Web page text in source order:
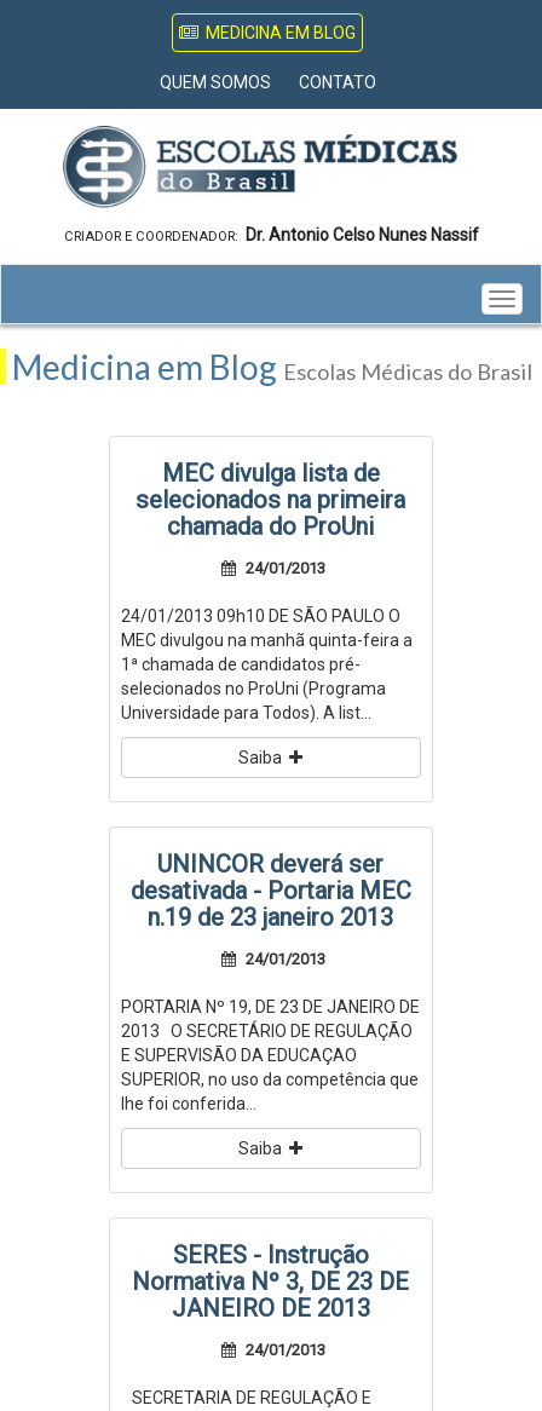
MEDICINA EM BLOG
QUEM SOMOS CONTATO
CRIADOR E COORDENADOR: Dr. Antonio Celso Nunes Nassif
Medicina em Blog Escolas Médicas do Brasil
MEC divulga lista de
selecionados na primeira
chamada do ProUni
24/01/2013
24/01/2013 09h10 DE SÃO PAULO O
MEC divulgou na manhã quinta-feira a
1ª chamada de candidatos pré-
selecionados no ProUni (Programa
Universidade para Todos). A list...
Saiba
UNINCOR deverá ser
desativada - Portaria MEC
n.19 de 23 janeiro 2013
24/01/2013
PORTARIA Nº 19, DE 23 DE JANEIRO DE
2013 O SECRETÁRIO DE REGULAÇÃO
E SUPERVISÃO DA EDUCAÇAO
SUPERIOR, no uso da competência que
lhe foi conferida...
Saiba
SERES - Instrução
Normativa Nº 3, DE 23 DE
JANEIRO DE 2013
24/01/2013
SECRETARIA DE REGULAÇÃO E